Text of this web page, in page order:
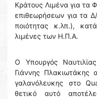
Κράτους Λιμένα για τα
επιθεωρήσεων για τα
ποιότητας κ.λπ.),
λιμένες των Η.Π.Α.
Ο Υπουργός
Γιάννης Πλακιωτάκης
γαλανόλευκης στο
θετικό αυτό